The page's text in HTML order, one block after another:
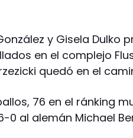
y Gisela Dulko
en el complejo
quedó en el
76 en el ránking
al alemán Michael